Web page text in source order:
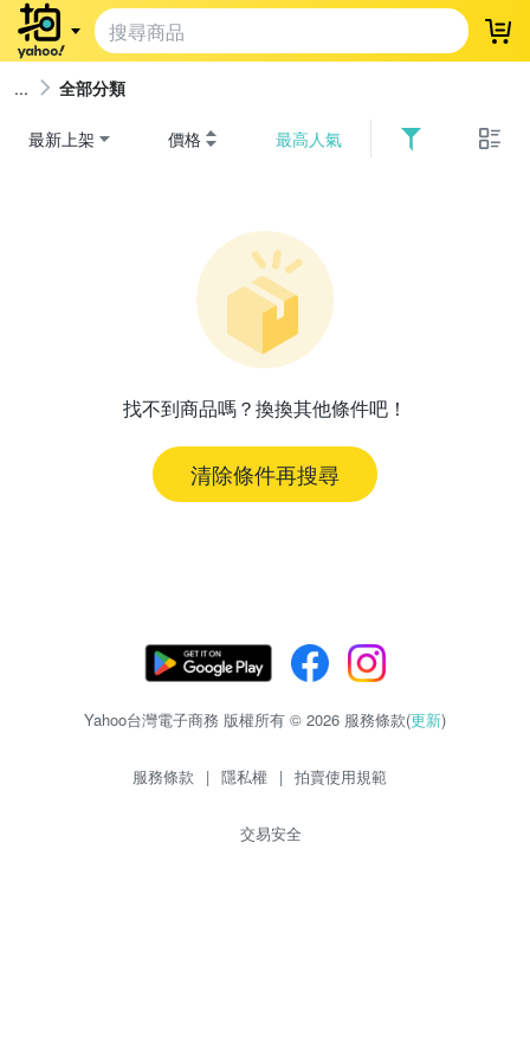
登
全部分類
最新上架 價格 最高人氣
找不到商品嗎？換換其他條件吧！
清除條件再搜尋
Yahoo台灣電子商務 版權所有 © 2026 服務條款(更新)
服務條款 | 隱私權 | 拍賣使用規範
交易安全